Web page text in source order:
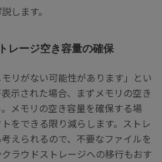
します。
レージ空き容量の確保
モリがない可能性があります」とい
示された場合、まずメモリの空き
メモリの空き容量を確保する場
をできる限り減らします。ストレ
えられるので、不要なファイルを
ラウドストレージへの移行もおす